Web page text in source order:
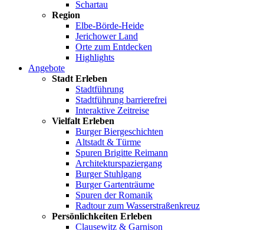
Schartau
Region
Elbe-Börde-Heide
Jerichower Land
Orte zum Entdecken
Highlights
Angebote
Stadt Erleben
Stadtführung
Stadtführung barrierefrei
Interaktive Zeitreise
Vielfalt Erleben
Burger Biergeschichten
Altstadt & Türme
Spuren Brigitte Reimann
Architekturspaziergang
Burger Stuhlgang
Burger Gartenträume
Spuren der Romanik
Radtour zum Wasserstraßenkreuz
Persönlichkeiten Erleben
Clausewitz & Garnison